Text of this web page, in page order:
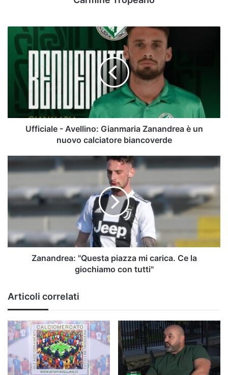
Ufficiale
Avellino:
Gianmaria
Zanandrea
calciatore
biancoverde
Ufficiale - Avellino: Gianmaria Zanandrea è un
nuovo calciatore biancoverde
Zanandrea:
"Questa
mi
Ce
giochiamo
con
Zanandrea: "Questa piazza mi carica. Ce la
giochiamo con tutti"
Articoli correlati